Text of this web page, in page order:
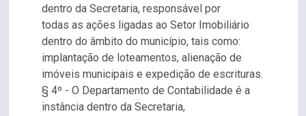
dentro da Secretaria, responsável por
todas as ações ligadas ao Setor Imobiliário
dentro do âmbito do município, tais como:
implantação de loteamentos, alienação de
imóveis municipais e expedição de escrituras.
§ 4º - O Departamento de Contabilidade é a
instância dentro da Secretaria,